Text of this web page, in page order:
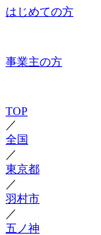
はじめての方
事業主の方
TOP
／
全国
／
東京都
／
羽村市
／
五ノ神